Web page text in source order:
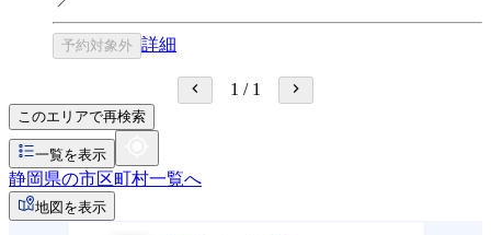
予約対象外 詳細
1 / 1
このエリアで再検索
一覧を表示
静岡県の市区町村一覧へ
地図を表示